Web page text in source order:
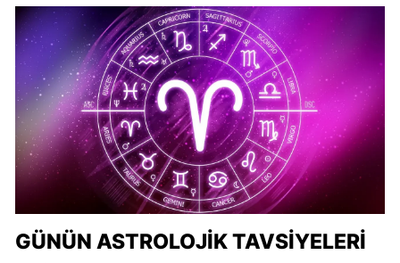
GÜNÜN ASTROLOJIK TAVSIYELERI